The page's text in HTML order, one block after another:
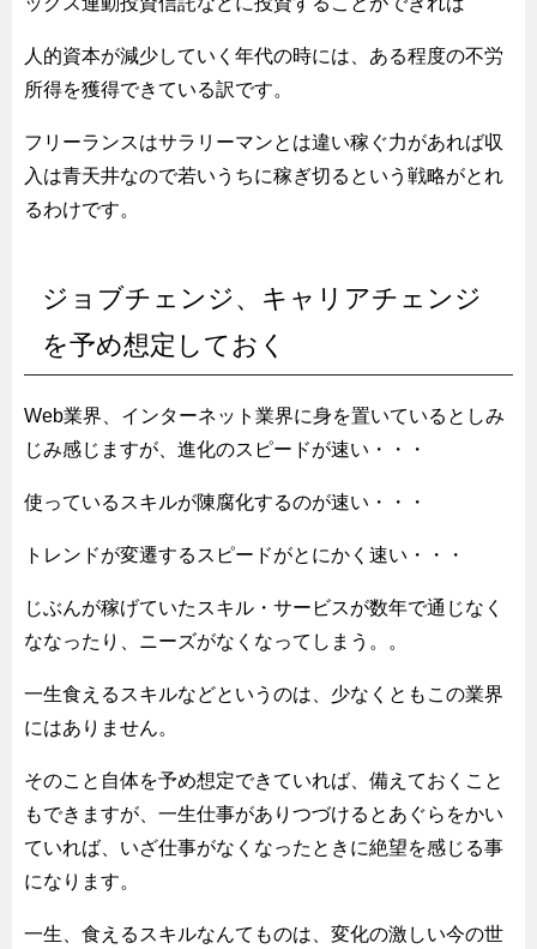
人的資本が減少していく年代の時には、ある程度の不労
所得を獲得できている訳です。
フリーランスはサラリーマンとは違い稼ぐ力があれば収
入は青天井なので若いうちに稼ぎ切るという戦略がとれ
るわけです。
ジョブチェンジ、キャリアチェンジ
を予め想定しておく
Web業界、インターネット業界に身を置いているとしみ
じみ感じますが、進化のスピードが速い・・・
使っているスキルが陳腐化するのが速い・・・
トレンドが変遷するスピードがとにかく速い・・・
じぶんが稼げていたスキル・サービスが数年で通じなく
ななったり、ニーズがなくなってしまう。。
一生食えるスキルなどというのは、少なくともこの業界
にはありません。
そのこと自体を予め想定できていれば、備えておくこと
もできますが、一生仕事がありつづけるとあぐらをかい
ていれば、いざ仕事がなくなったときに絶望を感じる事
になります。
一生、食えるスキルなんてものは、変化の激しい今の世